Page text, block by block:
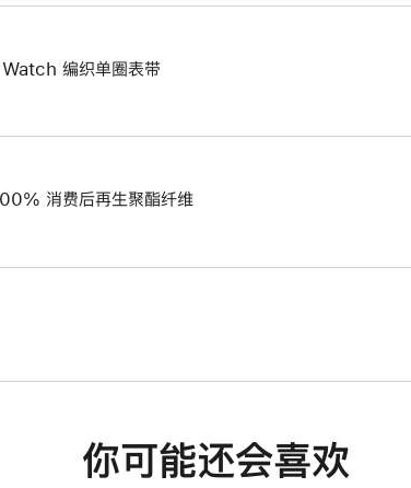
编织单圈表带
消费后再生聚酯纤维
你可能还会喜欢